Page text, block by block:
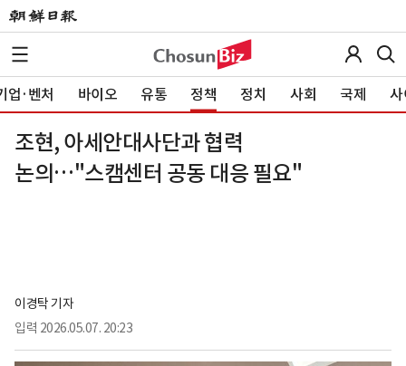
업·벤처 바이오 유통 정책 정치 사회 국제 사
조현, 아세안대사단과 협력
논의…"스캠센터 공동 대응 필요"
이경탁 기자
입력 2026.05.07. 20:23